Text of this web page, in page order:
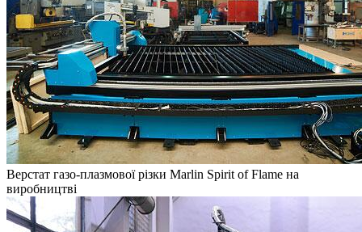
Верстат газо-плазмової різки Marlin Spirit of Flame на
виробництві